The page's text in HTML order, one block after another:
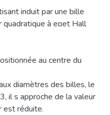
induit par une bille
quadratique à e¤et Hall
au centre du
diamètres des billes, le
il s approche de la valeur
est réduite.